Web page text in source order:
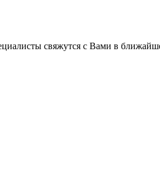
свяжутся с Вами в